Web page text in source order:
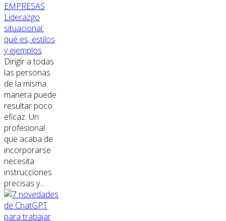
EMPRESAS
Liderazgo
situacional:
qué es, estilos
y ejemplos
Dirigir a todas
las personas
de la misma
manera puede
resultar poco
eficaz. Un
profesional
que acaba de
incorporarse
necesita
instrucciones
precisas y...